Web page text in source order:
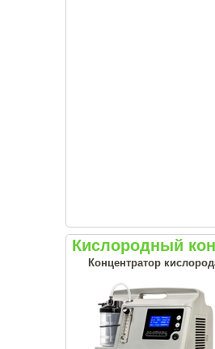
Кислородный
Концентратор